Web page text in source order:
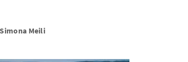
Simona Meili